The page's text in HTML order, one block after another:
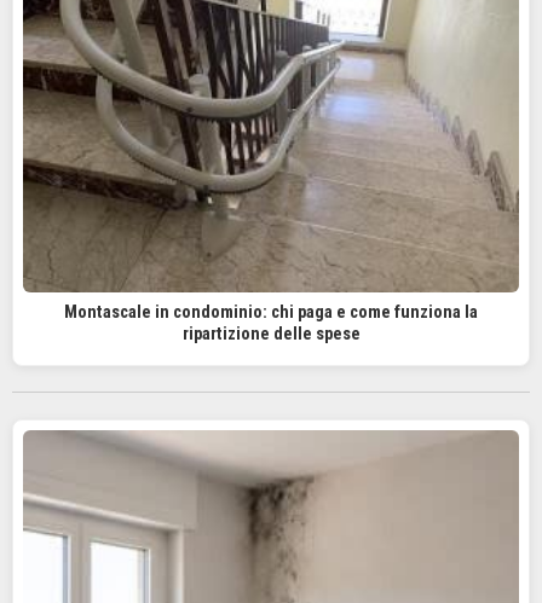
Montascale in condominio: chi paga e come funziona la
ripartizione delle spese